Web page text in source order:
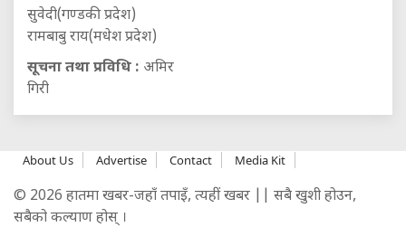
सुवेदी(गण्डकी प्रदेश)
रामबाबु राय(मधेश प्रदेश)
सूचना तथा प्रविधि : अमिर
गिरी
About Us Advertise Contact Media Kit
© 2026 हातमा खबर-जहाँ तपाइँ, त्यहीं खबर || सबै खुशी होउन,
सबैको कल्याण होस् ।